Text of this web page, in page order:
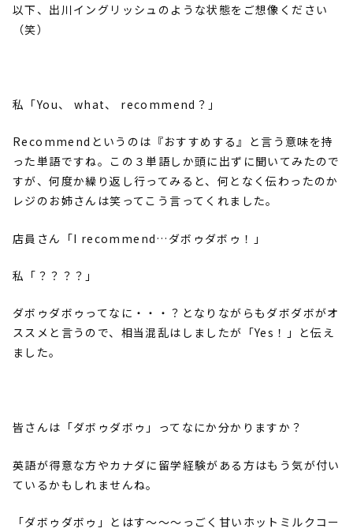
以下、出川イングリッシュのような状態をご想像ください
（笑）
私「You、 what、 recommend ？」
Recommend というのは『おすすめする』と言う意味を持
った単語ですね。この３単語しか頭に出ずに聞いてみたので
すが、何度か繰り返し行ってみると、何となく伝わったのか
レジのお姉さんは笑ってこう言ってくれました。
店員さん「I recommend… ダボゥダボゥ！」
私「？？？？」
ダボゥダボゥってなに・・・？となりながらもダボダボがオ
ススメと言うので、相当混乱はしましたが「Yes ！」と伝え
ました。
皆さんは「ダボゥダボゥ」ってなにか分かりますか？
英語が得意な方やカナダに留学経験がある方はもう気が付い
ているかもしれませんね。
「ダボゥダボゥ」とはす～～～っごく甘いホットミルクコー